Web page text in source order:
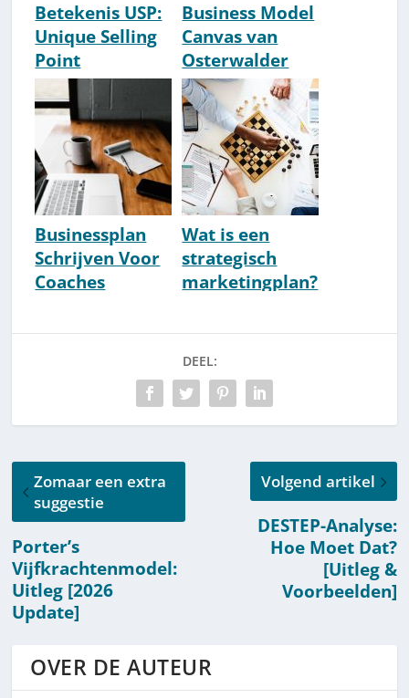
Betekenis USP:
Unique Selling
Point
[Voorbeelden &
Uitleg]
Business Model
Canvas van
Osterwalder
[Uitleg]
Businessplan
Schrijven Voor
Coaches
Wat is een
strategisch
marketingplan?
Componenten]
DEEL:
Zomaar een extra
suggestie
Porter’s
Vijfkrachtenmodel:
Uitleg [2026
Update]
Volgend artikel
DESTEP-Analyse:
Hoe Moet Dat?
[Uitleg &
Voorbeelden]
OVER DE AUTEUR